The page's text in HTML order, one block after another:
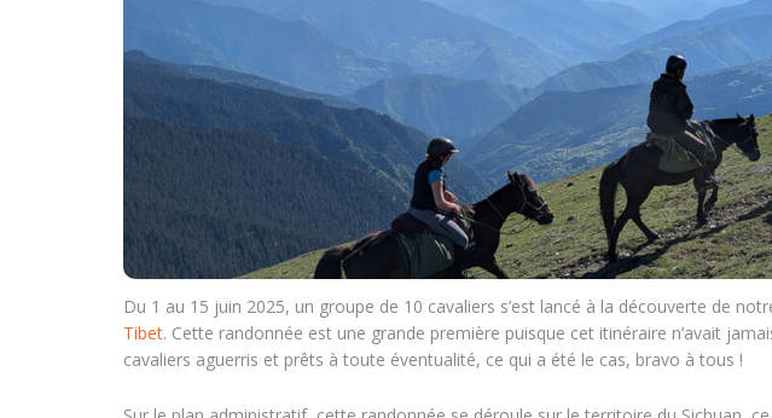
Du 1 au 15 juin 2025, un groupe de 10 cavaliers s’est lancé à la découverte de
Tibet. Cette randonnée est une grande première puisque cet itinéraire n’avait
cavaliers aguerris et prêts à toute éventualité, ce qui a été le cas, bravo à tous !